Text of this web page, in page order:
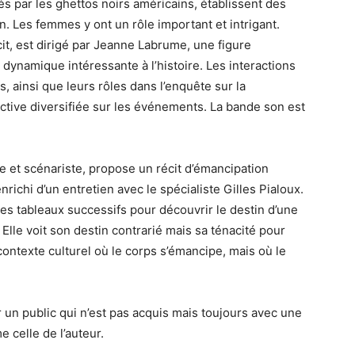
par les ghettos noirs américains, établissent des
Les femmes y ont un rôle important et intrigant.
est dirigé par Jeanne Labrume, une figure
intéressante à l’histoire. Les interactions
ainsi que leurs rôles dans l’enquête sur la
diversifiée sur les événements. La bande son est
et scénariste, propose un récit d’émancipation
d’un entretien avec le spécialiste Gilles Pialoux.
tableaux successifs pour découvrir le destin d’une
voit son destin contrarié mais sa ténacité pour
culturel où le corps s’émancipe, mais où le
public qui n’est pas acquis mais toujours avec une
celle de l’auteur.